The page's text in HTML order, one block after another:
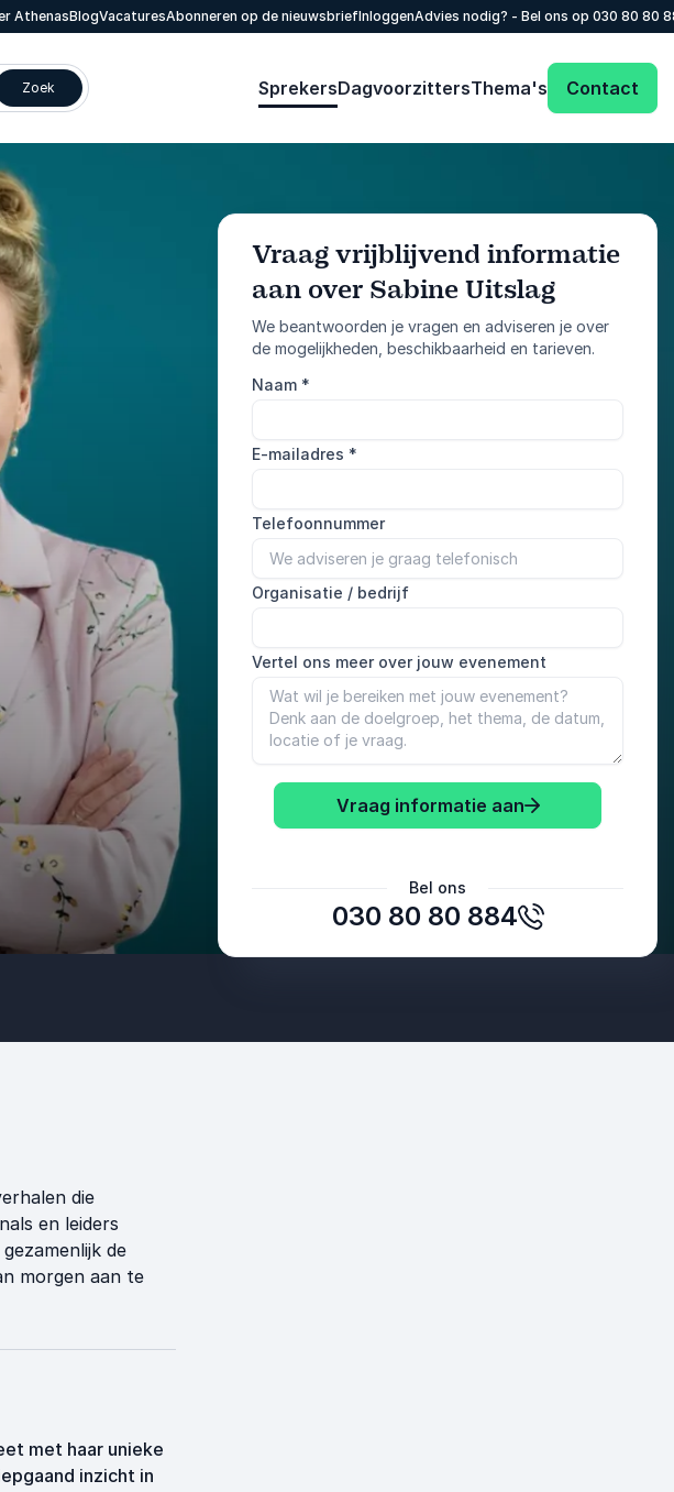
AthenasBlogVacaturesAbonneren op de nieuwsbriefInloggenAdvies nodig? - Bel ons op 030 80 80
Zoek SprekersDagvoorzittersThema's Contact
Vraag vrijblijvend informatie
aan over Sabine Uitslag
We beantwoorden je vragen en adviseren je over
de mogelijkheden, beschikbaarheid en tarieven.
Naam *
E-mailadres *
Telefoonnummer
Organisatie / bedrijf
Vertel ons meer over jouw evenement
Vraag informatie aan
Bel ons
030 80 80 884
Vraag informatie aan :
die
en leiders
de
morgen aan te
met haar unieke
inzicht in